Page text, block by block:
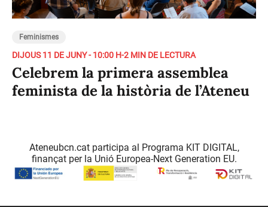
Feminismes
DIJOUS 11 DE JUNY - 10:00 H-2 MIN DE LECTURA
Celebrem la primera assemblea
feminista de la història de l’Ateneu
Ateneubcn.cat participa al Programa KIT DIGITAL,
finançat per la Unió Europea-Next Generation EU.